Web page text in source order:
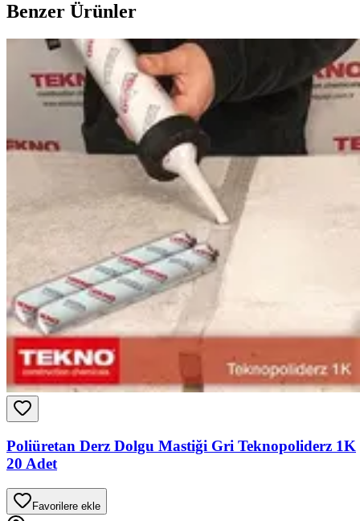
Benzer Ürünler
Poliüretan Derz Dolgu Mastiği Gri Teknopoliderz 1K
20 Adet
Favorilere ekle